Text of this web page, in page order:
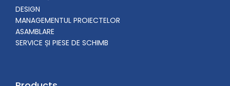
DESIGN
MANAGEMENTUL PROIECTELOR
ASAMBLARE
SERVICE ȘI PIESE DE SCHIMB